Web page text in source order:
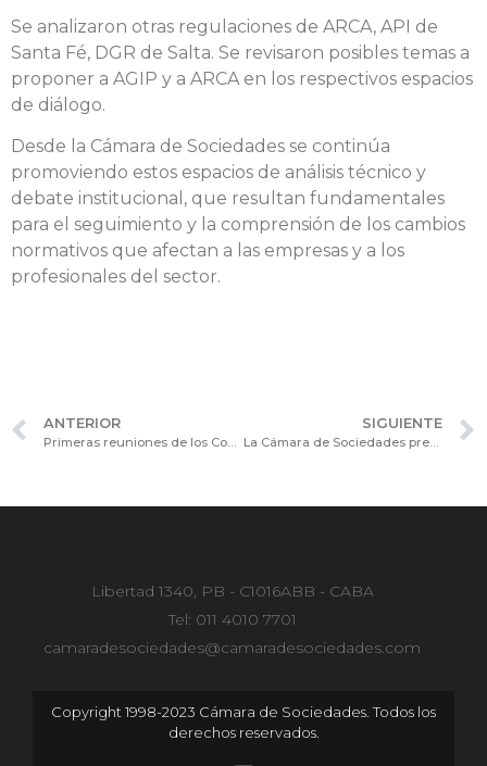
Se analizaron otras regulaciones de ARCA, API de
Santa Fé, DGR de Salta. Se revisaron posibles temas a
proponer a AGIP y a ARCA en los respectivos espacios
de diálogo.
Desde la Cámara de Sociedades se continúa
promoviendo estos espacios de análisis técnico y
debate institucional, que resultan fundamentales
para el seguimiento y la comprensión de los cambios
normativos que afectan a las empresas y a los
profesionales del sector.
ANTERIOR SIGUIENTE
La Cámara de Sociedades presentó aportes al Proyecto de Ley de Modernización Laboral
Libertad 1340, PB - C1016ABB - CABA
Tel: 011 4010 7701
camaradesociedades@camaradesociedades.com
Copyright 1998-2023 Cámara de Sociedades. Todos los
derechos reservados.